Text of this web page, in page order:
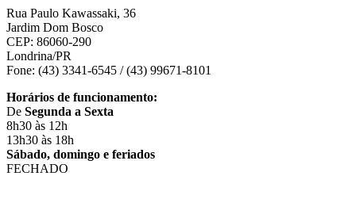
Rua Paulo Kawassaki, 36
Jardim Dom Bosco
CEP: 86060-290
Londrina/PR
Fone: (43) 3341-6545 / (43) 99671-8101
Horários de funcionamento:
De Segunda a Sexta
8h30 às 12h
13h30 às 18h
Sábado, domingo e feriados
FECHADO